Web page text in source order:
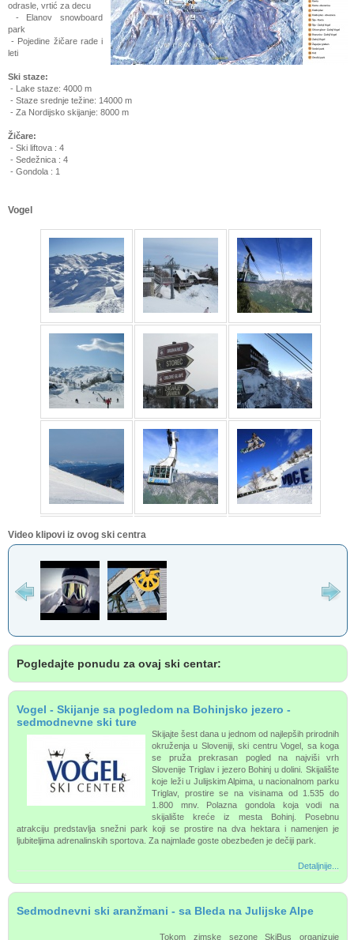
odrasle, vrtić za decu
- Elanov snowboard
park
- Pojedine žičare rade i
leti
Ski staze:
- Lake staze: 4000 m
- Staze srednje težine: 14000 m
- Za Nordijsko skijanje: 8000 m
Žičare:
- Ski liftova : 4
- Sedežnica : 4
- Gondola : 1
Vogel
Video klipovi iz ovog ski centra
Pogledajte ponudu za ovaj ski centar:
Vogel - Skijanje sa pogledom na Bohinjsko jezero -
sedmodnevne ski ture
Skijajte šest dana u jednom od najlepših prirodnih
okruženja u Sloveniji, ski centru Vogel, sa koga
se pruža prekrasan pogled na najviši vrh
Slovenije Triglav i jezero Bohinj u dolini. Skijalište
koje leži u Julijskim Alpima, u nacionalnom parku
Triglav, prostire se na visinama od 1.535 do
1.800 mnv. Polazna gondola koja vodi na
skijalište kreće iz mesta Bohinj. Posebnu
atrakciju predstavlja snežni park koji se prostire na dva hektara i namenjen je
ljubiteljima adrenalinskih sportova. Za najmlađe goste obezbeđen je dečiji park.
Detaljnije...
Sedmodnevni ski aranžmani - sa Bleda na Julijske Alpe
Tokom zimske sezone SkiBus organizuje